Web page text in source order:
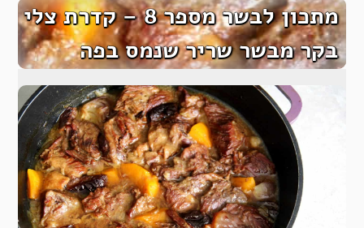
מתכון לבשר מספר 8 – קדרת צלי
בקר מבשר שריר שנמס בפה